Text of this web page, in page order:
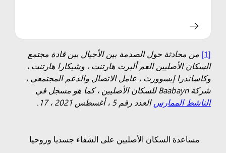
[1]
من محادثة حول الصدمة بين الأجيال بين قادة مجتمع
السكان الأصليين العم ألبرت هارتنت ، وشيكارا هارتنت ،
وكاساندرا إبسوورث ، عامل الاتصال والدعم المجتمعي ،
شركة Baabayn للسكان الأصليين ، كما هو مسجل في
الناشط الممارسالعدد رقم 5 ، أغسطس 2021 ، 17.
مساعدة السكان الأصليين على الشفاء جسديا وروحيا